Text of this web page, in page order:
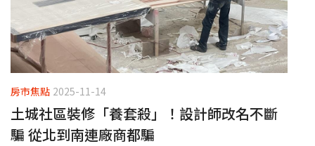
房市焦點 2025-11-14
土城社區裝修「養套殺」！設計師改名不斷
騙 從北到南連廠商都騙